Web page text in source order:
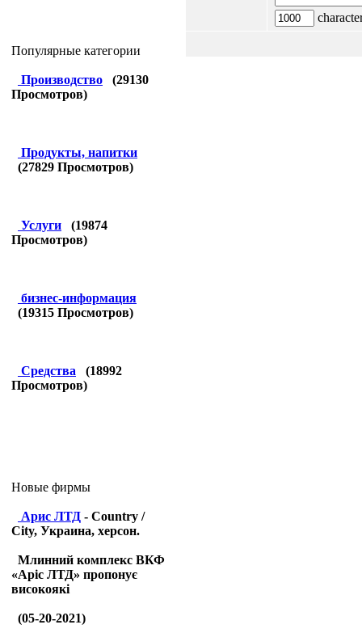
Популярные категории
Производство (29130
Просмотров)
Продукты, напитки
(27829 Просмотров)
Услуги (19874
Просмотров)
бизнес-информация
(19315 Просмотров)
Средства (18992
Просмотров)
Новые фирмы
Арис ЛТД - Country /
City, Украина, херсон.
Млинний комплекс ВКФ
«Аріс ЛТД» пропонує
високоякі
(05-20-2021)